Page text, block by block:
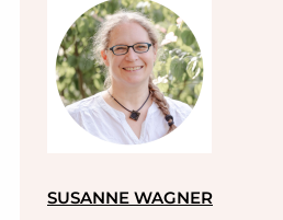
SUSANNE WAGNER